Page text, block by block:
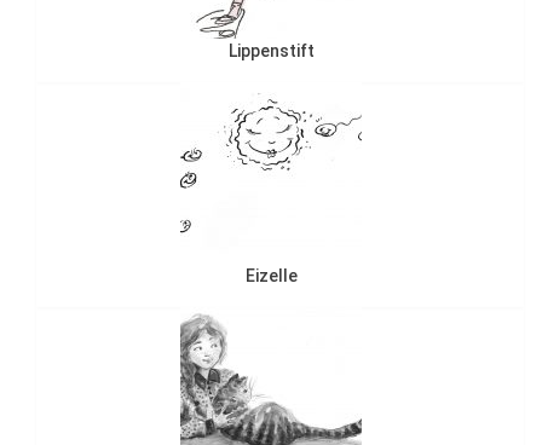
Lippenstift
Eizelle